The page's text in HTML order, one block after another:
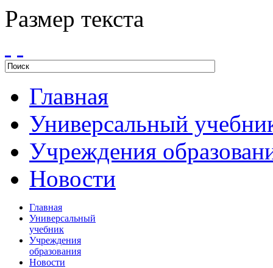
Размер текста
Главная
Универсальный
Учреждения
Новости
Главная
Универсальный
учебник
Учреждения
образования
Новости